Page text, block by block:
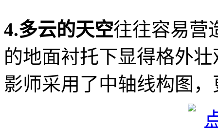
4.多云的天空往往容易营
的地面衬托下显得格外
影师采用了中轴线构图